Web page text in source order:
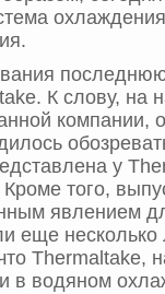
К слову, на
компании,
у
того,
явлением
несколько
Thermaltake,
в водяном